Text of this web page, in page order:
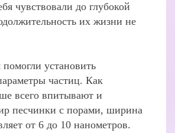
чувствовали до глубокой
их жизни не
установить
частиц. Как
всего впитывают и
песчинки с порами, ширина
от 6 до 10 нанометров.